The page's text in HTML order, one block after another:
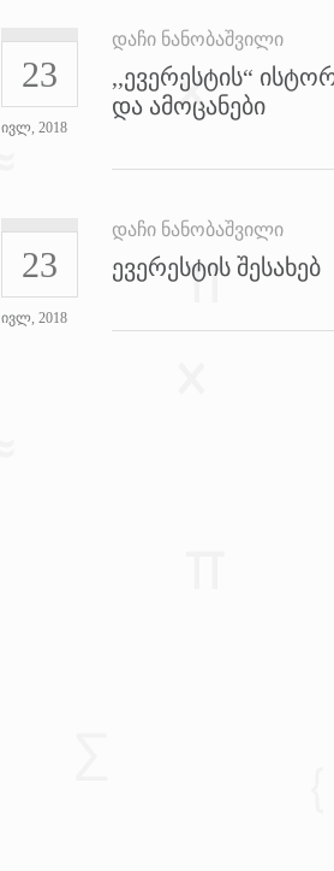
23
ივლ, 2018
დაჩი ნანობაშვილი
,,ევერესტის“
და ამოცანები
23
ივლ, 2018
დაჩი ნანობაშვილი
ევერესტის შესახებ